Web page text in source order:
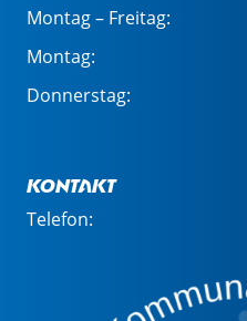
Montag – Freitag:
Montag:
Donnerstag:
Kontakt
Telefon: